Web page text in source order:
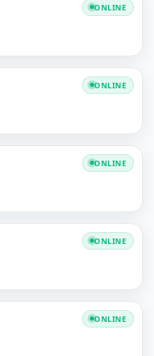
ONLINE
ONLINE
ONLINE
ONLINE
ONLINE